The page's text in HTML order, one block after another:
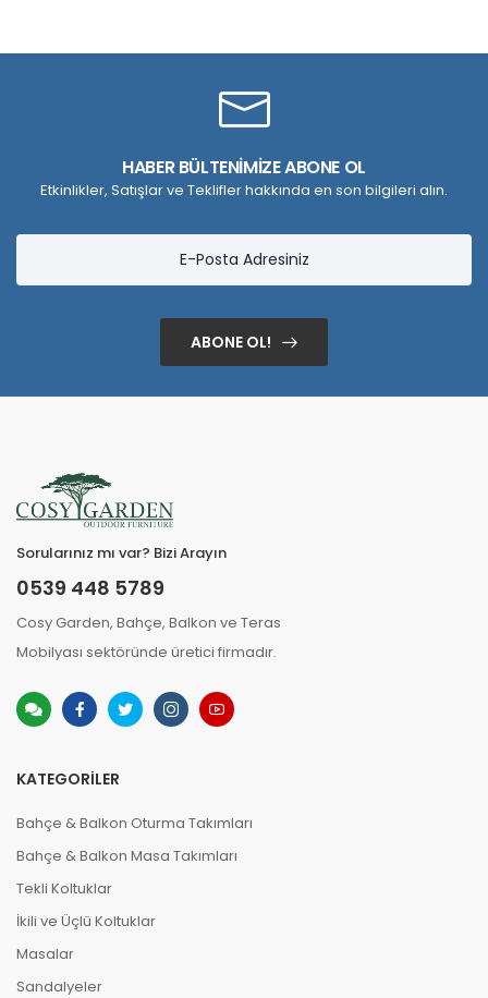
HABER BÜLTENİMİZE ABONE OL
Etkinlikler, Satışlar ve Teklifler hakkında en son bilgileri alın.
ABONE OL!
Sorularınız mı var? Bizi Arayın
0539 448 5789
Cosy Garden, Bahçe, Balkon ve Teras
Mobilyası sektöründe üretici firmadır.
KATEGORILER
Bahçe & Balkon Oturma Takımları
Bahçe & Balkon Masa Takımları
Tekli Koltuklar
İkili ve Üçlü Koltuklar
Masalar
Sandalyeler